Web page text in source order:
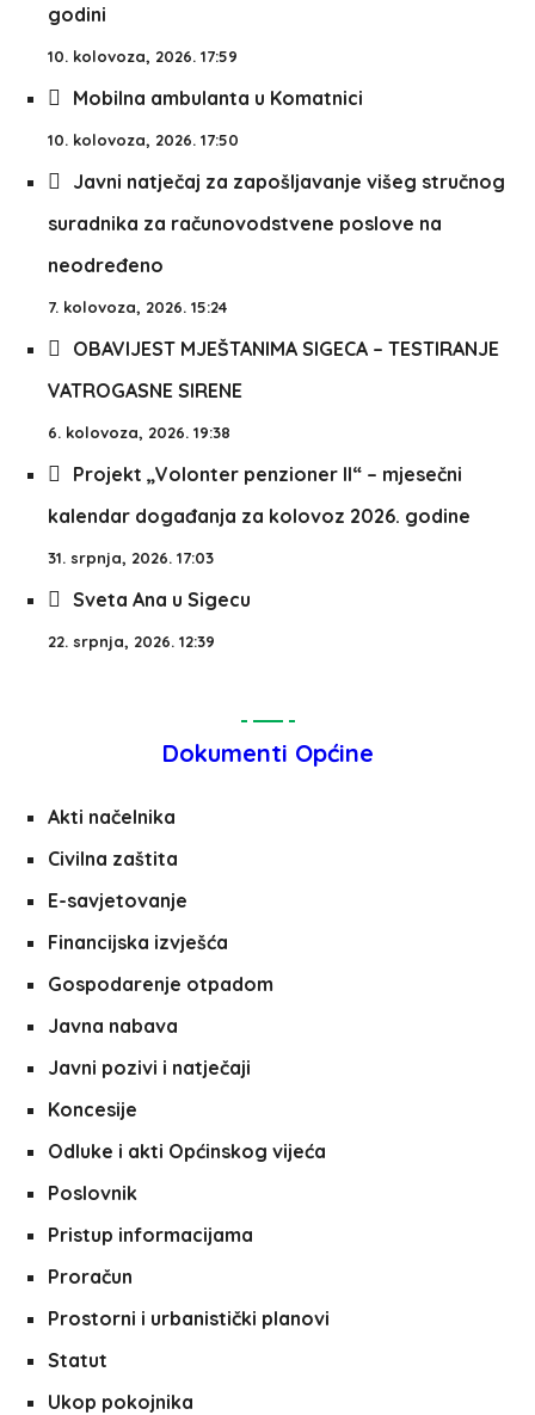
godini
10. kolovoza, 2026. 17:59
Mobilna ambulanta u Komatnici
10. kolovoza, 2026. 17:50
Javni natječaj za zapošljavanje višeg stručnog
suradnika za računovodstvene poslove na
neodređeno
7. kolovoza, 2026. 15:24
OBAVIJEST MJEŠTANIMA SIGECA – TESTIRANJE
VATROGASNE SIRENE
6. kolovoza, 2026. 19:38
Projekt „Volonter penzioner II“ – mjesečni
kalendar događanja za kolovoz 2026. godine
31. srpnja, 2026. 17:03
Sveta Ana u Sigecu
22. srpnja, 2026. 12:39
Dokumenti Općine
Akti načelnika
Civilna zaštita
E-savjetovanje
Financijska izvješća
Gospodarenje otpadom
Javna nabava
Javni pozivi i natječaji
Koncesije
Odluke i akti Općinskog vijeća
Poslovnik
Pristup informacijama
Proračun
Prostorni i urbanistički planovi
Statut
Ukop pokojnika